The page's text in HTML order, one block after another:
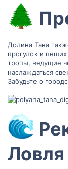
Долина Тана
прогулок и
тропы, ведущие
наслаждаться
Забудьте о